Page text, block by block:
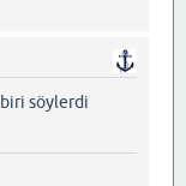
söylerdi